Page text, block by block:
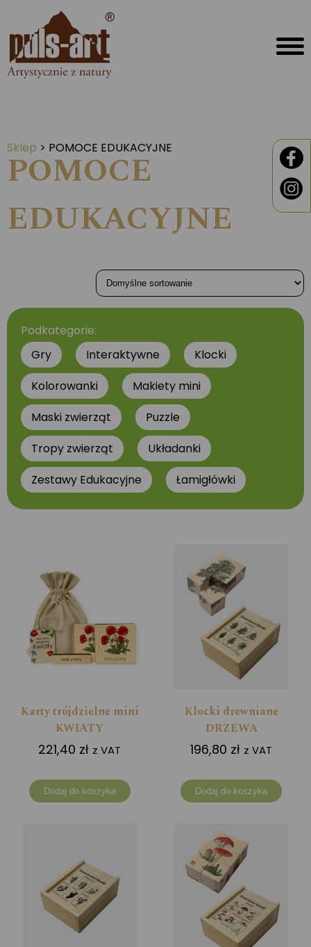
Sklep > POMOCE EDUKACYJNE
POMOCE
EDUKACYJNE
Podkategorie:
Gry
Interaktywne
Klocki
Kolorowanki
Makiety mini
Maski zwierząt
Puzzle
Tropy zwierząt
Układanki
Zestawy Edukacyjne
Łamigłówki
Karty trójdzielne mini
KWIATY
221,40 zł z VAT
Dodaj do koszyka
Klocki drewniane
DRZEWA
196,80 zł z VAT
Dodaj do koszyka